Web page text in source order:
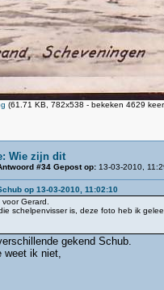
(61.71 KB, 782x538 - bekeken 4629
Wie zijn dit
#34 Gepost op:13-03-2010,
op 13-03-2010, 11:02:10
Gerard.
schelpenvisser is, deze foto heb ik
gekend Schub.
weet ik niet,